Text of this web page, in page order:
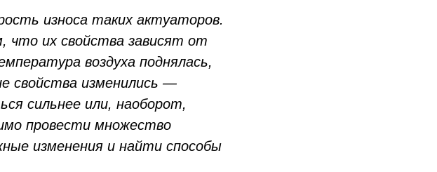
износа таких актуаторов.
их свойства зависят от
воздуха поднялась,
свойства изменились —
сильнее или, наоборот,
провести множество
изменения и найти способы